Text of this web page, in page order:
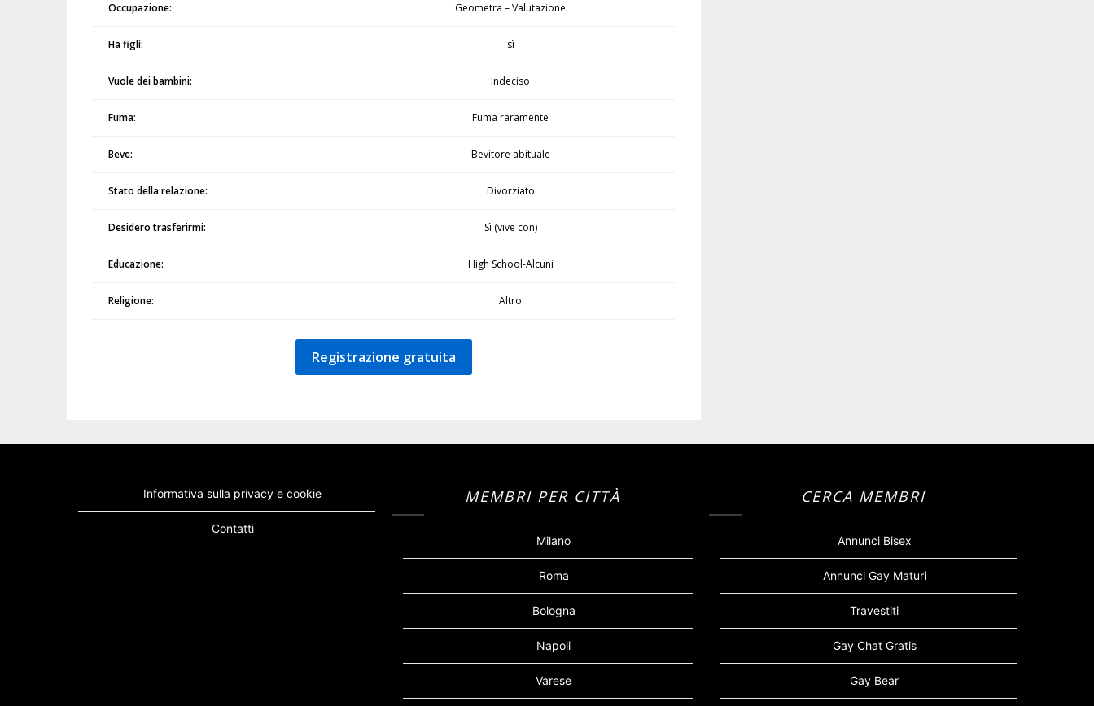
Occupazione: Geometra – Valutazione
Ha figli: sì
Vuole dei bambini: indeciso
Fuma: Fuma raramente
Beve: Bevitore abituale
Stato della relazione: Divorziato
Desidero trasferirmi: Sì (vive con)
Educazione: High School-Alcuni
Religione: Altro
Registrazione gratuita
Informativa sulla privacy e cookie
Contatti
MEMBRI PER CITTÀ
Milano
Roma
Bologna
Napoli
Varese
CERCA MEMBRI
Annunci Bisex
Annunci Gay Maturi
Travestiti
Gay Chat Gratis
Gay Bear